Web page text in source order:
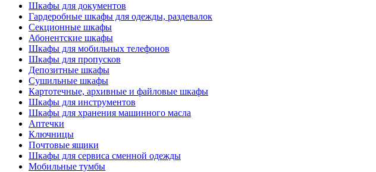
Шкафы для документов
Гардеробные шкафы для одежды, раздевалок
Секционные шкафы
Абонентские шкафы
Шкафы для мобильных телефонов
Шкафы для пропусков
Депозитные шкафы
Сушильные шкафы
Картотечные, архивные и файловые шкафы
Шкафы для инструментов
Шкафы для хранения машинного масла
Аптечки
Ключницы
Почтовые ящики
Шкафы для сервиса сменной одежды
Мобильные тумбы